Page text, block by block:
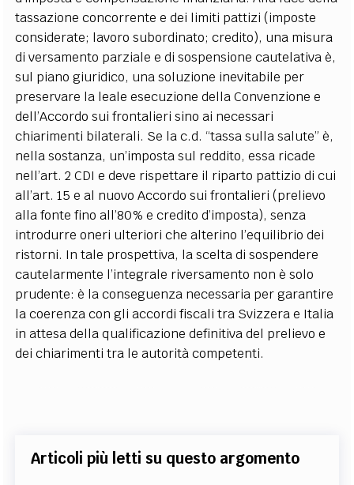
tassazione concorrente e dei limiti pattizi (imposte
considerate; lavoro subordinato; credito), una misura
di versamento parziale e di sospensione cautelativa è,
sul piano giuridico, una soluzione inevitabile per
preservare la leale esecuzione della Convenzione e
dell’Accordo sui frontalieri sino ai necessari
chiarimenti bilaterali. Se la c.d. “tassa sulla salute” è,
nella sostanza, un’imposta sul reddito, essa ricade
nell’art. 2 CDI e deve rispettare il riparto pattizio di cui
all’art. 15 e al nuovo Accordo sui frontalieri (prelievo
alla fonte fino all’80% e credito d’imposta), senza
introdurre oneri ulteriori che alterino l’equilibrio dei
ristorni. In tale prospettiva, la scelta di sospendere
cautelarmente l’integrale riversamento non è solo
prudente: è la conseguenza necessaria per garantire
la coerenza con gli accordi fiscali tra Svizzera e Italia
in attesa della qualificazione definitiva del prelievo e
dei chiarimenti tra le autorità competenti.
Articoli più letti su questo argomento